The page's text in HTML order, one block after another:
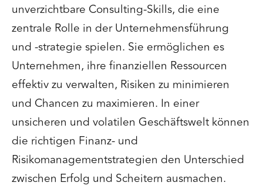
unverzichtbare Consulting-Skills, die eine
zentrale Rolle in der Unternehmensführung
und -strategie spielen. Sie ermöglichen es
Unternehmen, ihre finanziellen Ressourcen
effektiv zu verwalten, Risiken zu minimieren
und Chancen zu maximieren. In einer
unsicheren und volatilen Geschäftswelt können
die richtigen Finanz- und
Risikomanagementstrategien den Unterschied
zwischen Erfolg und Scheitern ausmachen.